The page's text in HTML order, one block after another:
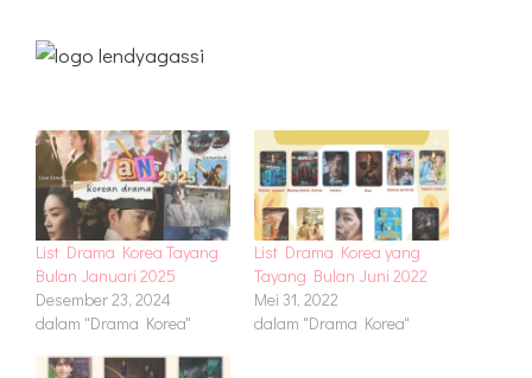
List Drama Korea Tayang
Bulan Januari 2025
Desember 23, 2024
dalam "Drama Korea"
List Drama Korea yang
Tayang Bulan Juni 2022
Mei 31, 2022
dalam "Drama Korea"